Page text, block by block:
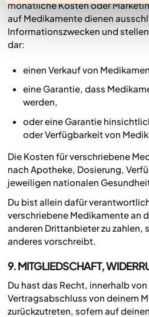
monatliche Kosten oder
auf Medikamente dienen
Informationszwecken und
dar:
einen Verkauf von
eine Garantie, dass
werden,
oder eine Garantie
oder Verfügbarkeit von
Die Kosten für verschriebene
nach Apotheke, Dosierung,
jeweiligen nationalen
Du bist allein dafür
verschriebene Medikamente an
anderen Drittanbieter zu zahlen,
anderes vorschreibt.
9. MITGLIEDSCHAFT,
Du hast das Recht, innerhalb
Vertragsabschluss von deinem
zurückzutreten, sofern auf